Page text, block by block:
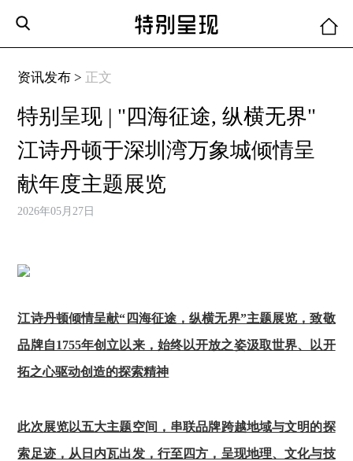
资讯发布 > 正文
特别呈现 | "四海征途, 纵横无界"
江诗丹顿于深圳湾万象城倾情呈
献年度主题展览
2026年05月27日
江诗丹顿倾情呈献“四海征途，纵横无界”主题展览，致敬
品牌自1755年创立以来，始终以开放之姿汲取世界、以开
拓之心驱动创造的探索精神
此次展览以五大主题空间，串联品牌跨越地域与文明的探
索足迹，从日内瓦出发，行至四方，呈现地理、文化与技